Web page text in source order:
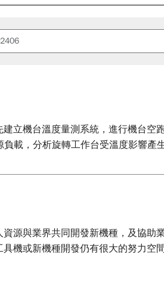
立機台溫度量測系統，進行機台空
載，分析旋轉工作台受溫度影響
源與業界共同開發新機種，及協助
機或新機種開發仍有很大的努力空